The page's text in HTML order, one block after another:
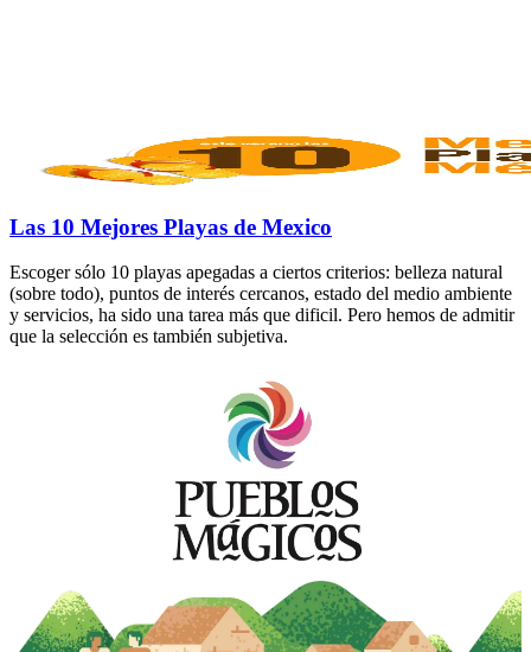
Las 10 Mejores Playas de Mexico
Escoger sólo 10 playas apegadas a ciertos criterios: belleza natural
(sobre todo), puntos de interés cercanos, estado del medio ambiente
y servicios, ha sido una tarea más que dificil. Pero hemos de admitir
que la selección es también subjetiva.